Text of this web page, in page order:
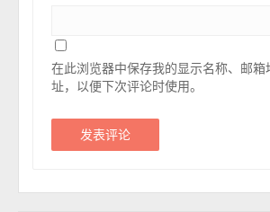
在此浏览器中保存我的显示名称、邮箱
址，以便下次评论时使用。